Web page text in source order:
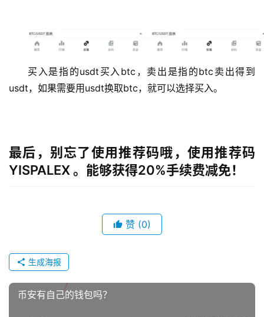
买入是指的usdt买入btc，卖出是指的btc卖出得到
usdt，如果需要用usdt换取btc，就可以选择买入。
最后，别忘了使用推荐码哦，使用推荐码
YISPALEX 。能够获得20%手续费减免！
赞 (0)
生成海报
币安有自己的钱包吗？